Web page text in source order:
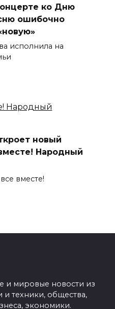
ко Дню
ошибочно
исполнила на
новый
Народный
вместе!
и мировые новости из
и техники, общества,
экономики.